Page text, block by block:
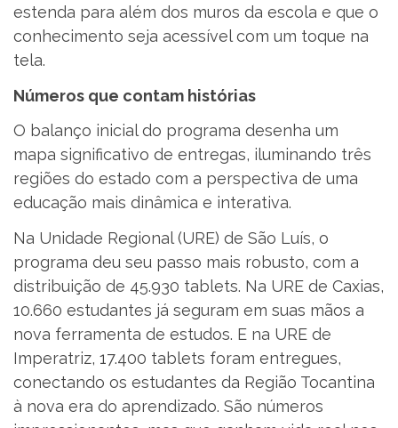
estenda para além dos muros da escola e que o
conhecimento seja acessível com um toque na
tela.
Números que contam histórias
O balanço inicial do programa desenha um
mapa significativo de entregas, iluminando três
regiões do estado com a perspectiva de uma
educação mais dinâmica e interativa.
Na Unidade Regional (URE) de São Luís, o
programa deu seu passo mais robusto, com a
distribuição de 45.930 tablets. Na URE de Caxias,
10.660 estudantes já seguram em suas mãos a
nova ferramenta de estudos. E na URE de
Imperatriz, 17.400 tablets foram entregues,
conectando os estudantes da Região Tocantina
à nova era do aprendizado. São números